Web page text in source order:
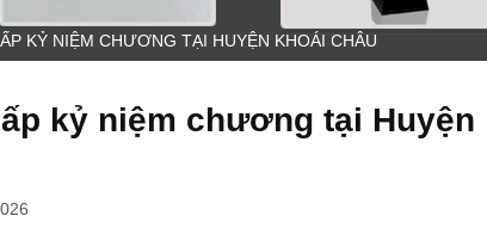
KỶ NIỆM CHƯƠNG TẠI HUYỆN KHOÁI CHÂU
kỷ niệm chương tại Huyện